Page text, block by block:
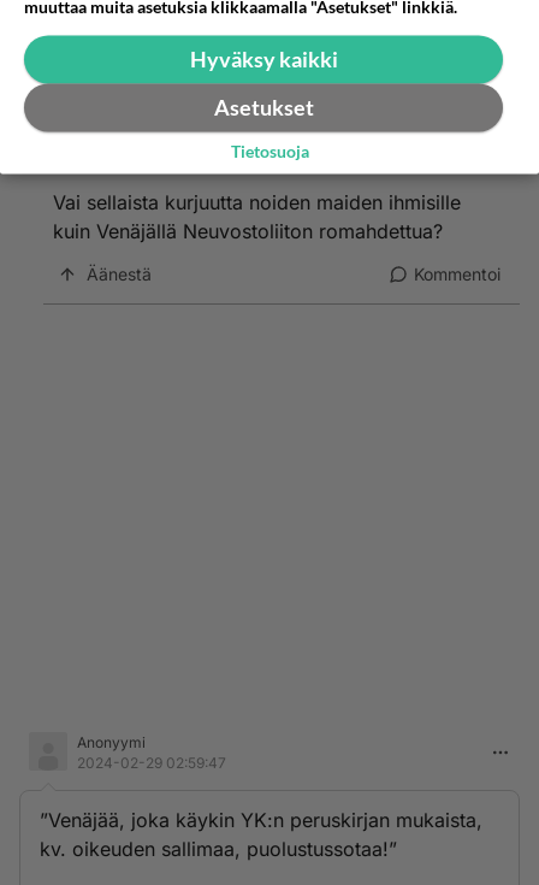
Mitä hyvää niiden luhistumisesta seuraa?
Neuvostoliiton luhistumisesta seurasi nykyisen
Venäjän synty. Heikompi, mutta Neuvostoliittoa
aggressiivisempi valtio. Toivotko saman
tapahtuvan muuallakin?
Vai sellaista kurjuutta noiden maiden ihmisille
kuin Venäjällä Neuvostoliiton romahdettua?
Äänestä Kommentoi
Anonyymi
2024-02-29 02:59:47
”Venäjää, joka käykin YK:n peruskirjan mukaista,
kv. oikeuden sallimaa, puolustussotaa!”
muuttaa muita asetuksia klikkaamalla "Asetukset" linkkiä.
Hyväksy kaikki
Asetukset
Tietosuoja